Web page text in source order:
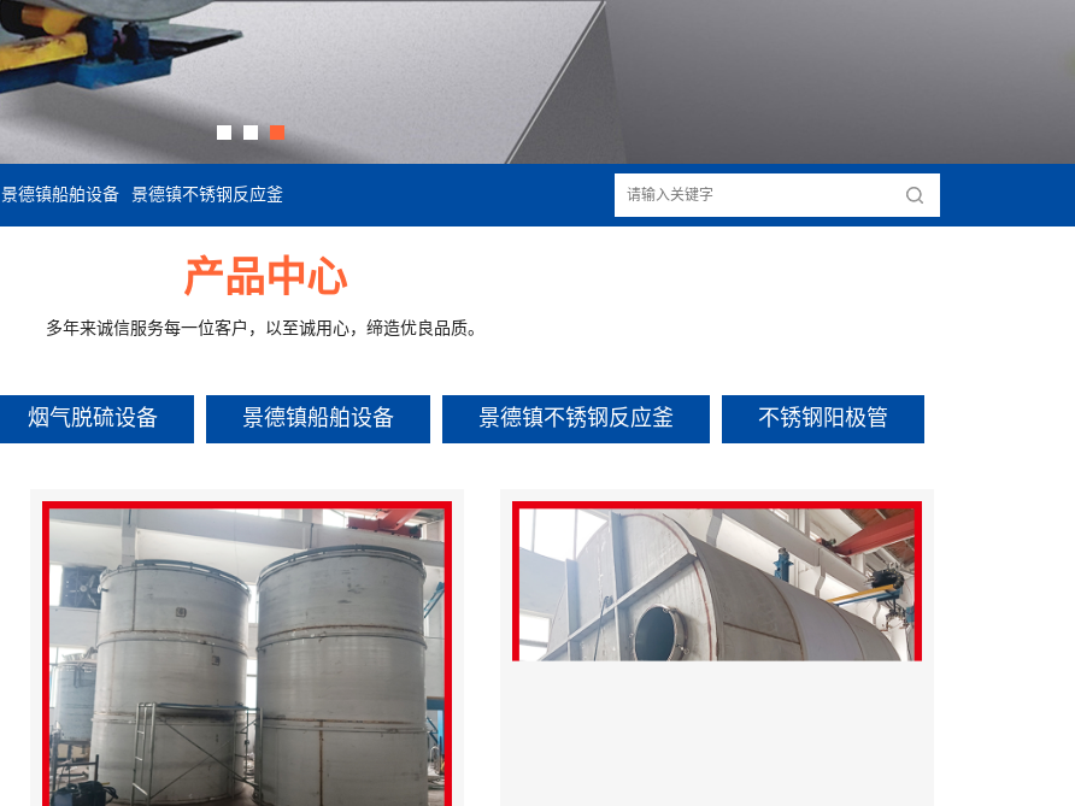
景德镇船舶设备 景德镇不锈钢反应釜
产品中心
多年来诚信服务每一位客户，以至诚用心，缔造优良品质。
烟气脱硫设备 景德镇船舶设备 景德镇不锈钢反应釜 不锈钢阳极管